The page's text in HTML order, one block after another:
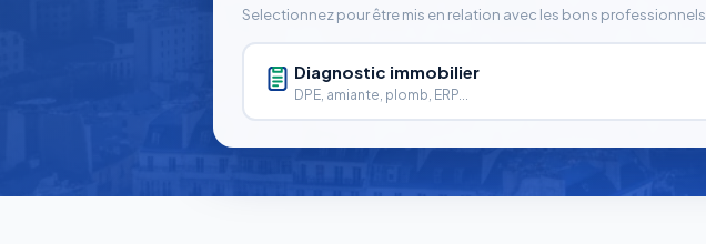
Selectionnez pour être mis en relation avec les bons professionnels.
Diagnostic immobilier
DPE, amiante, plomb, ERP...